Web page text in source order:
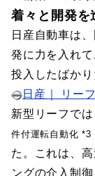
着々と開発を
日産自動車は
発に力を入れ
投入したばかり
日産｜ リー
新型リーフでは
件付運転自動化 *3
た。これは、
ングの介入制